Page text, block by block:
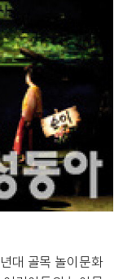
대 골목 놀이문화